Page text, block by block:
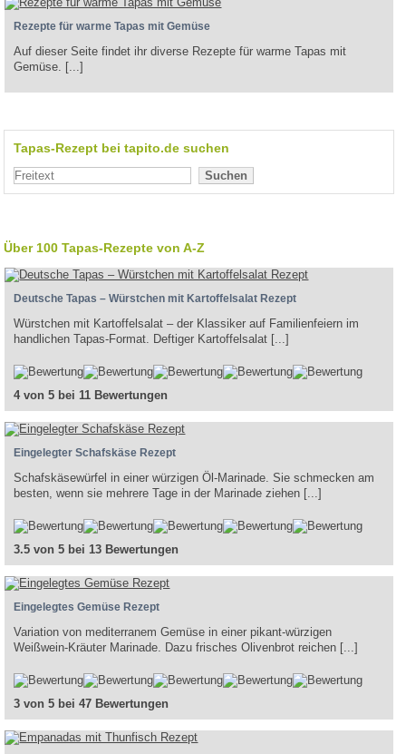
Rezepte für warme Tapas mit Gemüse
Auf dieser Seite findet ihr diverse Rezepte für warme Tapas mit
Gemüse. [...]
Tapas-Rezept bei tapito.de suchen
Suchen
Über 100 Tapas-Rezepte von A-Z
Deutsche Tapas – Würstchen mit Kartoffelsalat Rezept
Würstchen mit Kartoffelsalat – der Klassiker auf Familienfeiern im
handlichen Tapas-Format. Deftiger Kartoffelsalat [...]
4 von 5 bei 11 Bewertungen
Eingelegter Schafskäse Rezept
Schafskäsewürfel in einer würzigen Öl-Marinade. Sie schmecken am
besten, wenn sie mehrere Tage in der Marinade ziehen [...]
3.5 von 5 bei 13 Bewertungen
Eingelegtes Gemüse Rezept
Variation von mediterranem Gemüse in einer pikant-würzigen
Weißwein-Kräuter Marinade. Dazu frisches Olivenbrot reichen [...]
3 von 5 bei 47 Bewertungen